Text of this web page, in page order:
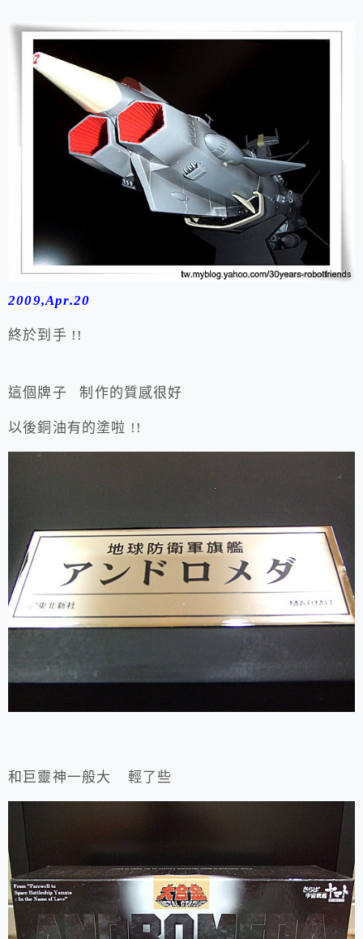
2009,Apr.20
終於到手 !!
這個牌子 制作的質感很好
以後銅油有的塗啦 !!
和巨靈神一般大 輕了些